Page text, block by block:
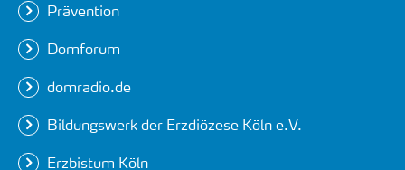
Prävention
Domforum
domradio.de
Bildungswerk der Erzdiözese Köln e.V.
Erzbistum Köln